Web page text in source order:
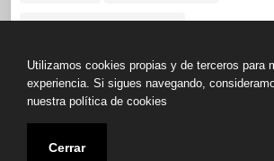
Virgin Islands, British
Copyright © All rights
Utilizamos cookies propias y de terceros para
experiencia. Si sigues navegando,
nuestra política de cookies
Cerrar